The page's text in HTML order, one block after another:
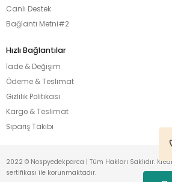
Canlı Destek
Bağlantı Metni#2
Hızlı Bağlantılar
İade & Değişim
Ödeme & Teslimat
Gizlilik Politikası
Kargo & Teslimat
Sipariş Takibi
2022 © Nospyedekparca | Tüm Hakları Saklıdır.
sertifikası ile korunmaktadır.